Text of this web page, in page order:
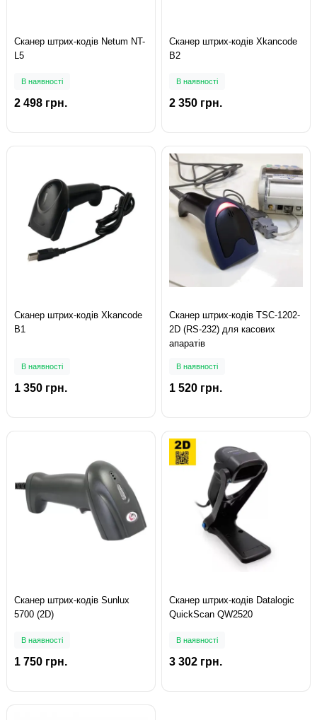
Сканер штрих-кодів Netum NT-
L5
В наявності
2 498 грн.
Сканер штрих-кодів Xkancode
B2
В наявності
2 350 грн.
Сканер штрих-кодів Xkancode
B1
В наявності
1 350 грн.
Сканер штрих-кодів TSC-1202-
2D (RS-232) для касових
апаратів
В наявності
1 520 грн.
Сканер штрих-кодів Sunlux
5700 (2D)
В наявності
1 750 грн.
Сканер штрих-кодів Datalogic
QuickScan QW2520
В наявності
3 302 грн.